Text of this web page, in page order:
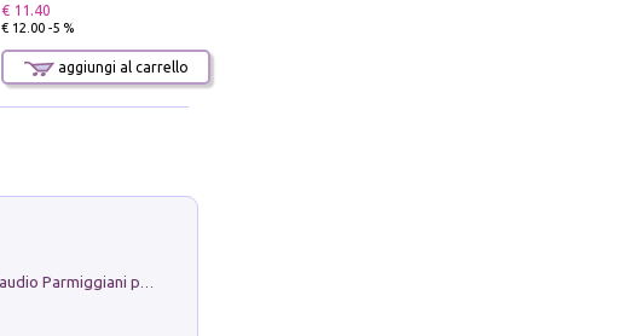
€ 11.40
€ 12.00 -5 %
aggiungi al carrello